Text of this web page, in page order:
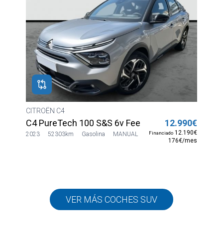
CITROËN C4
C4 PureTech 100 S&S 6v Feel
2023 52303km Gasolina MANUAL
12.990€
Financiado 12.190€
176€/mes
VER MÁS COCHES SUV